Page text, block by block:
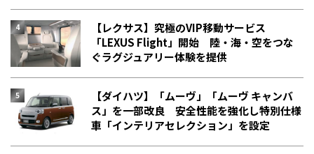
【レクサス】究極のVIP移動サービス
「LEXUS Flight」開始 陸・海・空をつな
ぐラグジュアリー体験を提供
【ダイハツ】「ムーヴ」「ムーヴ キャンバ
ス」を一部改良 安全性能を強化し特別仕様
車「インテリアセレクション」を設定